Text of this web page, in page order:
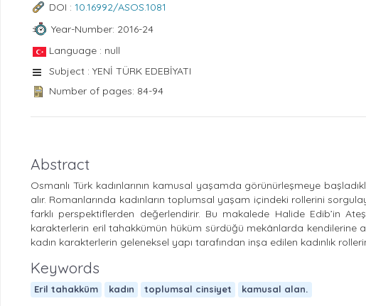
DOI : 10.16992/ASOS.1081
Year-Number: 2016-24
Language : null
Subject : YENİ TÜRK EDEBİYATI
Number of pages: 84-94
Abstract
Osmanlı Türk kadınlarının kamusal yaşamda görünürleşmeye
alır. Romanlarında kadınların toplumsal yaşam içindeki rollerini
farklı perspektiflerden değerlendirir. Bu makalede Halide Edib’in
karakterlerin eril tahakkümün hüküm sürdüğü mekânlarda kendilerine
kadın karakterlerin geleneksel yapı tarafından inşa edilen kadınlık
Keywords
Eril tahakküm kadın toplumsal cinsiyet kamusal alan.